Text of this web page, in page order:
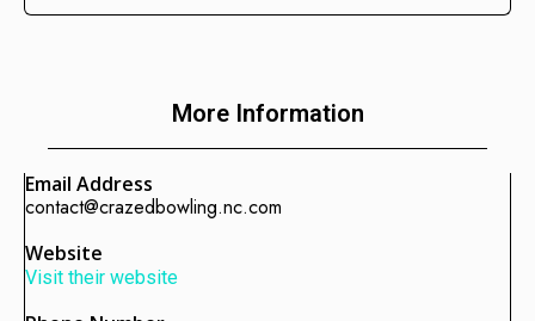
Energía y Servicios Públicos
More Information
Email Address
contact@crazedbowling.nc.com
Website
Visit their website